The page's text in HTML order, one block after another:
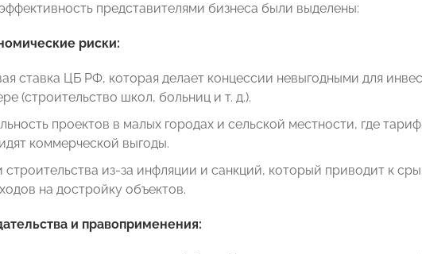
представителями бизнеса были выделены:
риски:
ставка ЦБ РФ, которая делает концессии невыгодными для
(строительство школ, больниц и т. д.).
проектов в малых городах и сельской местности, где
коммерческой выгоды.
строительства из-за инфляции и санкций, который приводит к
на достройку объектов.
и правоприменения: